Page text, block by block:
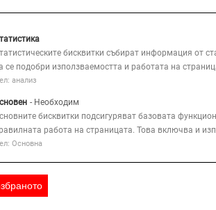
Техника
effective working
(psig)
бисквитки събират информация от
се подобри използваемостта и работата на
анализ
- Необходим
бисквитки подсигуряват базовата
работа на страницата. Това включва и
Основна